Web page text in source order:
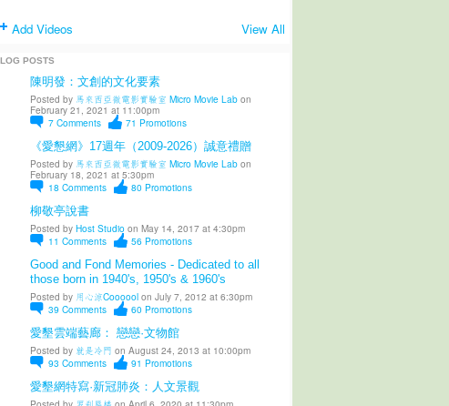
Add Videos View All
POSTS
陳明發：文創的文化要素
Posted by 馬來西亞微電影實驗室 Micro Movie Labon
February 21, 2021 at 11:00pm
7 Comments 71 Promotions
《愛懇網》17週年（2009-2026）誠意禮贈
Posted by 馬來西亞微電影實驗室 Micro Movie Labon
February 18, 2021 at 5:30pm
18 Comments 80 Promotions
柳敬亭說書
Posted by Host Studioon May 14, 2017 at 4:30pm
11 Comments 56 Promotions
Good and Fond Memories - Dedicated to all
those born in 1940's, 1950's & 1960's
Posted by 用心涼Cooooolon July 7, 2012 at 6:30pm
39 Comments 60 Promotions
愛墾雲端藝廊： 戀戀·文物館
Posted by 就是冷門 on August 24, 2013 at 10:00pm
93 Comments 91 Promotions
愛墾網特寫·新冠肺炎：人文景觀